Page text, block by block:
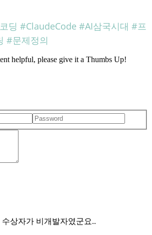
딩 #ClaudeCode #AI삼국시대 #프
#문제정의
helpful, please give it a Thumbs Up!
상자가 비개발자였군요..